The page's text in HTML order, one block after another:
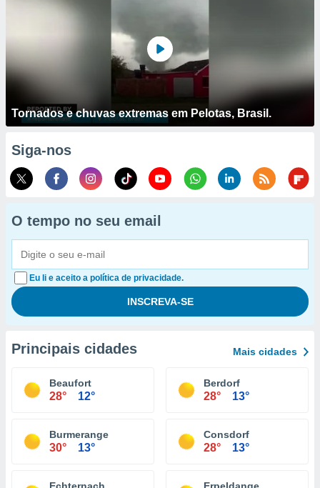
Tornados e chuvas extremas em Pelotas, Brasil.
Siga-nos
O tempo no seu email
Eu li e aceito a política de privacidade.
Principais cidades Mais cidades
Beaufort
28° 12°
Berdorf
28° 13°
Burmerange
30° 13°
Consdorf
28° 13°